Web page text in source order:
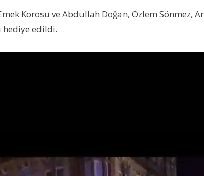
Korosu ve Abdullah Doğan, Özlem Sönmez,
hediye edildi.